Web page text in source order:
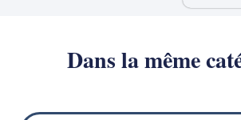
Dans la même